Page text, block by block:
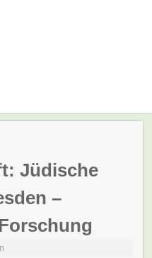
Jüdische
–